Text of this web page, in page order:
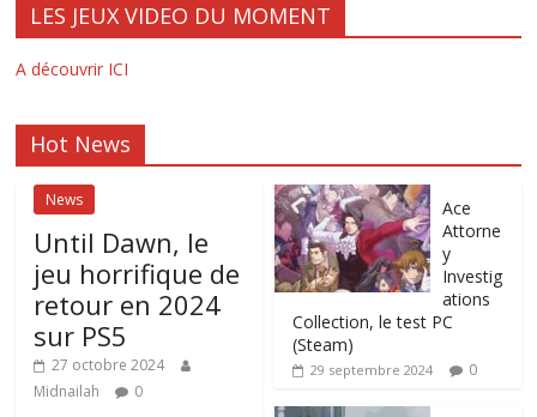
LES JEUX VIDEO DU MOMENT
A découvrir ICI
Hot News
News
Until Dawn, le
jeu horrifique de
retour en 2024
sur PS5
27 octobre 2024
Midnailah
0
Ace
Attorne
y
Investig
ations
Collection, le test PC
(Steam)
29 septembre 2024 0